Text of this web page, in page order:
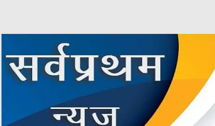
o
o
k
p
p